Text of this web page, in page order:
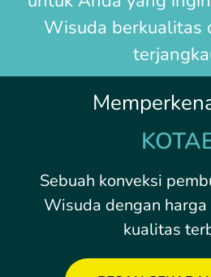
Wisuda berkualitas
Sebuah konveksi
Wisuda dengan
kualitas